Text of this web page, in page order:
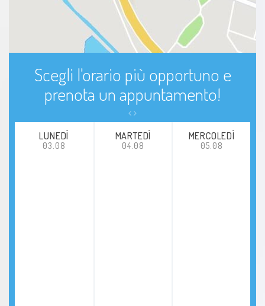
Scegli l'orario più opportuno e
prenota un appuntamento!
LUNEDÍ
03.08
MARTEDÌ
04.08
MERCOLEDÌ
05.08